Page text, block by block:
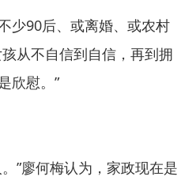
90后、或离婚、或农村
从不自信到自信，再到拥
欣慰。”
廖何梅认为，家政现在是